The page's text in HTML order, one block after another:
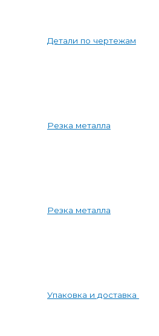
Детали по чертежам
Резка металла
Резка металла
Упаковка и доставка